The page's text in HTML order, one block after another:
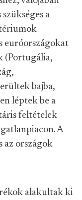
a
euróországokat
(Portugália,
bajba,
léptek be a
feltételek
A
az országok
alakultak ki